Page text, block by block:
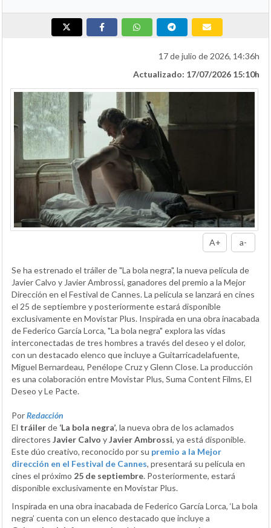
17 de julio de 2026, 14:36h
Actualizado: 17/07/2026 15:10h
A+ a-
Se ha estrenado el tráiler de "La bola negra", la nueva película de
Javier Calvo y Javier Ambrossi, ganadores del premio a la Mejor
Dirección en el Festival de Cannes. La película se lanzará en cines
el 25 de septiembre y posteriormente estará disponible
exclusivamente en Movistar Plus. Inspirada en una obra inacabada
de Federico García Lorca, "La bola negra" explora las vidas
interconectadas de tres hombres a través del deseo y el dolor,
con un destacado elenco que incluye a Guitarricadelafuente,
Miguel Bernardeau, Penélope Cruz y Glenn Close. La producción
es una colaboración entre Movistar Plus, Suma Content Films, El
Deseo y Le Pacte.
PorRedacción
El tráilerde ‘La bola negra’, la nueva obra de los aclamados
directores Javier Calvo yJavier Ambrossi, ya está disponible.
Este dúo creativo, reconocido por su premio a la Mejor
dirección en el Festival de Cannes, presentará su película en
cines el próximo 25 de septiembre. Posteriormente, estará
disponible exclusivamente en Movistar Plus.
Inspirada en una obra inacabada de Federico García Lorca, ‘La bola
negra’ cuenta con un elenco destacado que incluye a